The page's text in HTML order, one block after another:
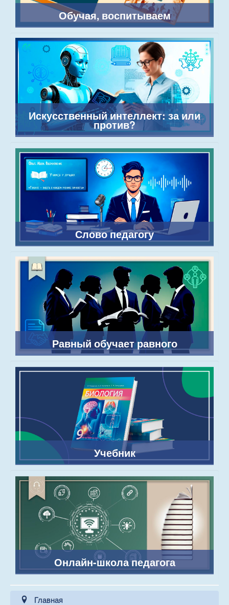
Обучая, воспитываем
Искусственный интеллект: за или
против?
Слово педагогу
Равный обучает равного
Учебник
Онлайн-школа педагога
Главная